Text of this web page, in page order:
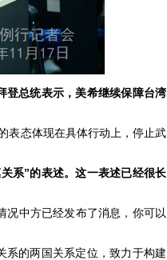
登总统表示，美希继续保障台湾
表态体现在具体行动上，停止武
系”的表述。这一表述已经很长
况中方已经发布了消息，你可以
系的两国关系定位，致力于构建